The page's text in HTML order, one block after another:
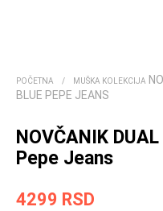
POČETNA / MUŠKA KOLEKCIJA
BLUE PEPE JEANS
NOVČANIK
Pepe Jeans
4299 RSD